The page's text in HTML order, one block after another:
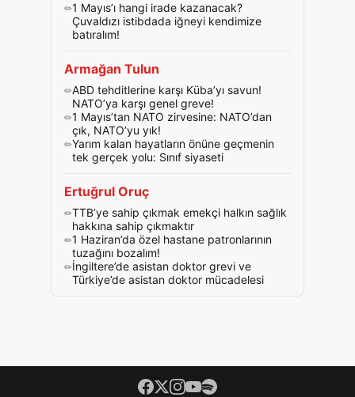
1 Mayıs’ı hangi irade kazanacak?
Çuvaldızı istibdada iğneyi kendimize
batıralım!
Armağan Tulun
ABD tehditlerine karşı Küba’yı savun!
NATO’ya karşı genel greve!
1 Mayıs’tan NATO zirvesine: NATO’dan
çık, NATO’yu yık!
Yarım kalan hayatların önüne geçmenin
tek gerçek yolu: Sınıf siyaseti
Ertuğrul Oruç
TTB’ye sahip çıkmak emekçi halkın sağlık
hakkına sahip çıkmaktır
1 Haziran’da özel hastane patronlarının
tuzağını bozalım!
İngiltere’de asistan doktor grevi ve
Türkiye’de asistan doktor mücadelesi